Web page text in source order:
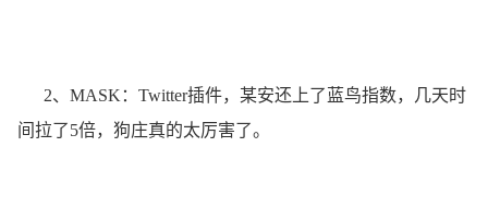
2、MASK：Twitter插件，某安还上了蓝鸟指数，几天时
间拉了5倍，狗庄真的太厉害了。